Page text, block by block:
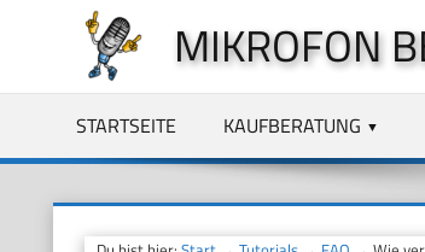
springen
MIKROFON
STARTSEITE KAUFBERATUNG